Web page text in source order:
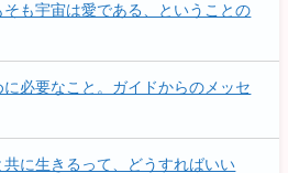
そも宇宙は愛である、ということの
必要なこと。ガイドからのメッセ
に生きるって、どうすればいい